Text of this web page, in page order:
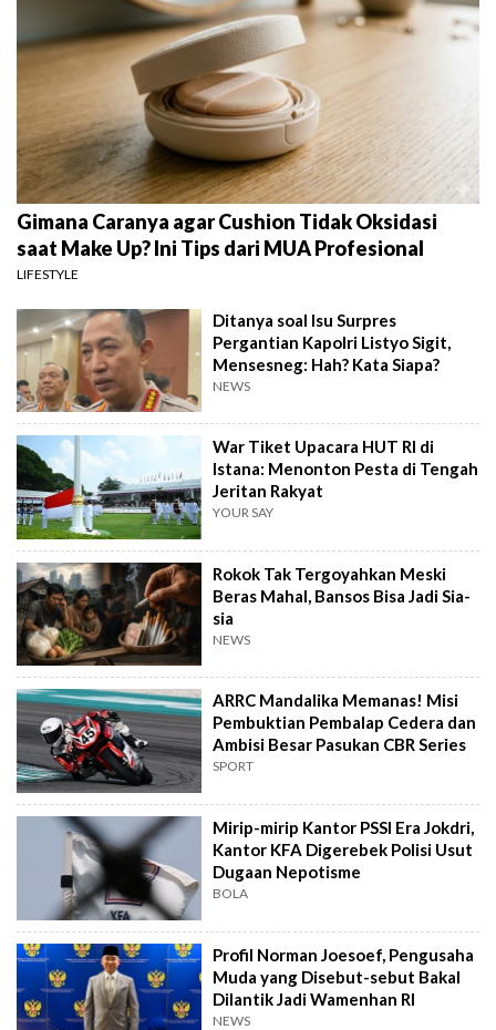
Gimana Caranya agar Cushion Tidak Oksidasi
saat Make Up? Ini Tips dari MUA Profesional
LIFESTYLE
Ditanya soal Isu Surpres
Pergantian Kapolri Listyo Sigit,
Mensesneg: Hah? Kata Siapa?
NEWS
War Tiket Upacara HUT RI di
Istana: Menonton Pesta di Tengah
Jeritan Rakyat
YOUR SAY
Rokok Tak Tergoyahkan Meski
Beras Mahal, Bansos Bisa Jadi Sia-
sia
NEWS
ARRC Mandalika Memanas! Misi
Pembuktian Pembalap Cedera dan
Ambisi Besar Pasukan CBR Series
SPORT
Mirip-mirip Kantor PSSI Era Jokdri,
Kantor KFA Digerebek Polisi Usut
Dugaan Nepotisme
BOLA
Profil Norman Joesoef, Pengusaha
Muda yang Disebut-sebut Bakal
Dilantik Jadi Wamenhan RI
NEWS